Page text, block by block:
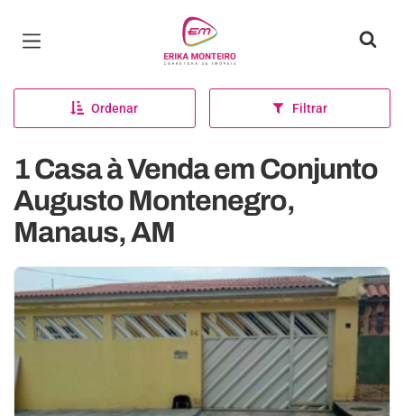
Página inicial
Ordenar Filtrar
1 Casa à Venda em Conjunto
Augusto Montenegro,
Manaus, AM